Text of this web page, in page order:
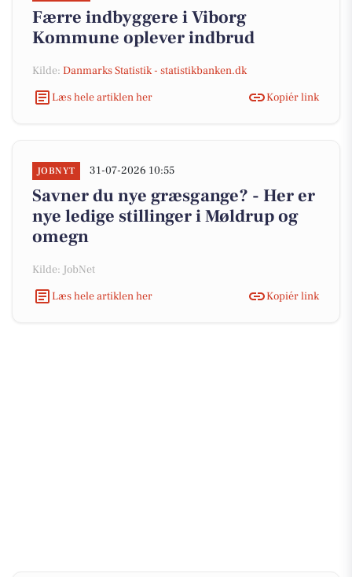
Færre indbyggere i Viborg
Kommune oplever indbrud
Kilde: Danmarks Statistik - statistikbanken.dk
Læs hele artiklen her
Kopiér link
JOBNYT 31-07-2026 10:55
Savner du nye græsgange? - Her er
nye ledige stillinger i Møldrup og
omegn
Kilde: JobNet
Læs hele artiklen her
Kopiér link